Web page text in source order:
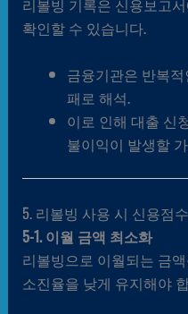
확인할 수 있습니다.
금융기관은 반복
패로 해석.
이로 인해 대출 신
불이익이 발생할
5. 리볼빙 사용 시 신용점
5-1. 이월 금액 최소화
리볼빙으로 이월되는 금
소진율을 낮게 유지해야